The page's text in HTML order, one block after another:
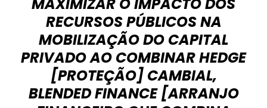
RECURSOS PÚBLICOS NA
MOBILIZAÇÃO DO CAPITAL
PRIVADO AO COMBINAR HEDGE
[PROTEÇÃO] CAMBIAL,
BLENDED FINANCE [ARRANJO